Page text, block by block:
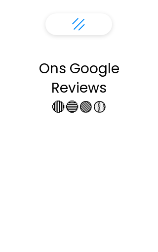
Ons Google
Reviews
🔴🔵🟢🟡